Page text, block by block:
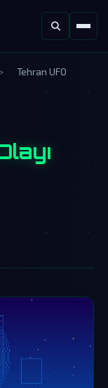
>
Tehran UFO